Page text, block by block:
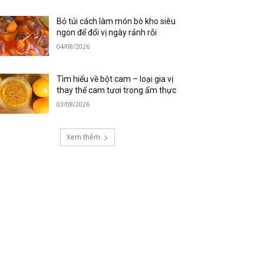
Bỏ túi cách làm món bò kho siêu
ngon để đổi vị ngày rảnh rỗi
04/08/2026
Tìm hiểu về bột cam – loại gia vị
thay thế cam tươi trong ẩm thực
03/08/2026
Xem thêm